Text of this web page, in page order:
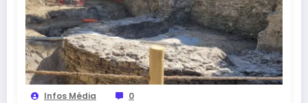
Infos Média 0